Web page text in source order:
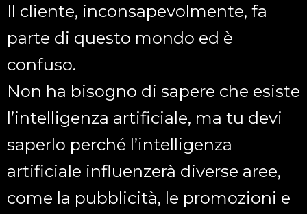
Il cliente, inconsapevolmente, fa
parte di questo mondo ed è
confuso.
Non ha bisogno di sapere che esiste
l’intelligenza artificiale, ma tu devi
saperlo perché l’intelligenza
artificiale influenzerà diverse aree,
come la pubblicità, le promozioni e